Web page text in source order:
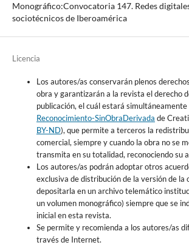
Monográfico:Convocatoria 147. Redes
sociotécnicos de Iberoamérica
Licencia
Los autores/as conservarán plenos
obra y garantizarán a la revista el derecho
publicación, el cuál estará
Reconocimiento-SinObraDerivada de
BY-ND), que permite a terceros la
comercial, siempre y cuando la obra no se
transmita en su totalidad, reconociendo su
Los autores/as podrán adoptar otros
exclusiva de distribución de la versión de la
depositarla en un archivo telemático
un volumen monográfico) siempre que se
inicial en esta revista.
Se permite y recomienda a los autores/as
través de Internet.